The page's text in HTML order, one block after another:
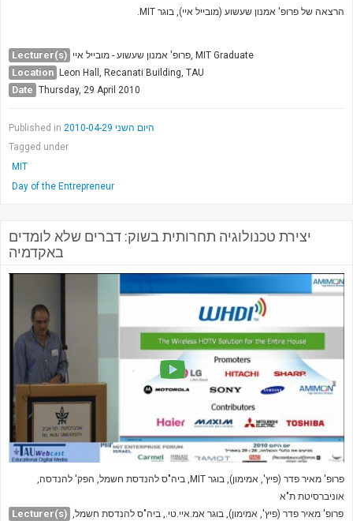
הרצאה של פרופ' אמנון שעשוע (מובייל איי), בוגר MIT.
Lecturer(s) פרופ' אמנון שעשוע - מובייל איי, MIT Graduate
Location Leon Hall, Recanati Building, TAU
Date Thursday, 29 April 2010
Published in
היום השני 2010-04-29
Tagged under
MIT
Day of the Entrepreneur
יצירת טכנולוגיה תחרותית בשוק: דברים שלא לומדים
באקדמיה
פרופ' מאיר פדר (פיץ', אמימון), בוגר MIT, ביה"ס להנדסת חשמל, הפק' להנדסה,
אוניברסיטת ת"א
Lecturer(s) פרופ' מאיר פדר (פיץ', אמימון), בוגר אמ.איי.טי., ביה"ס להנדסת חשמל,